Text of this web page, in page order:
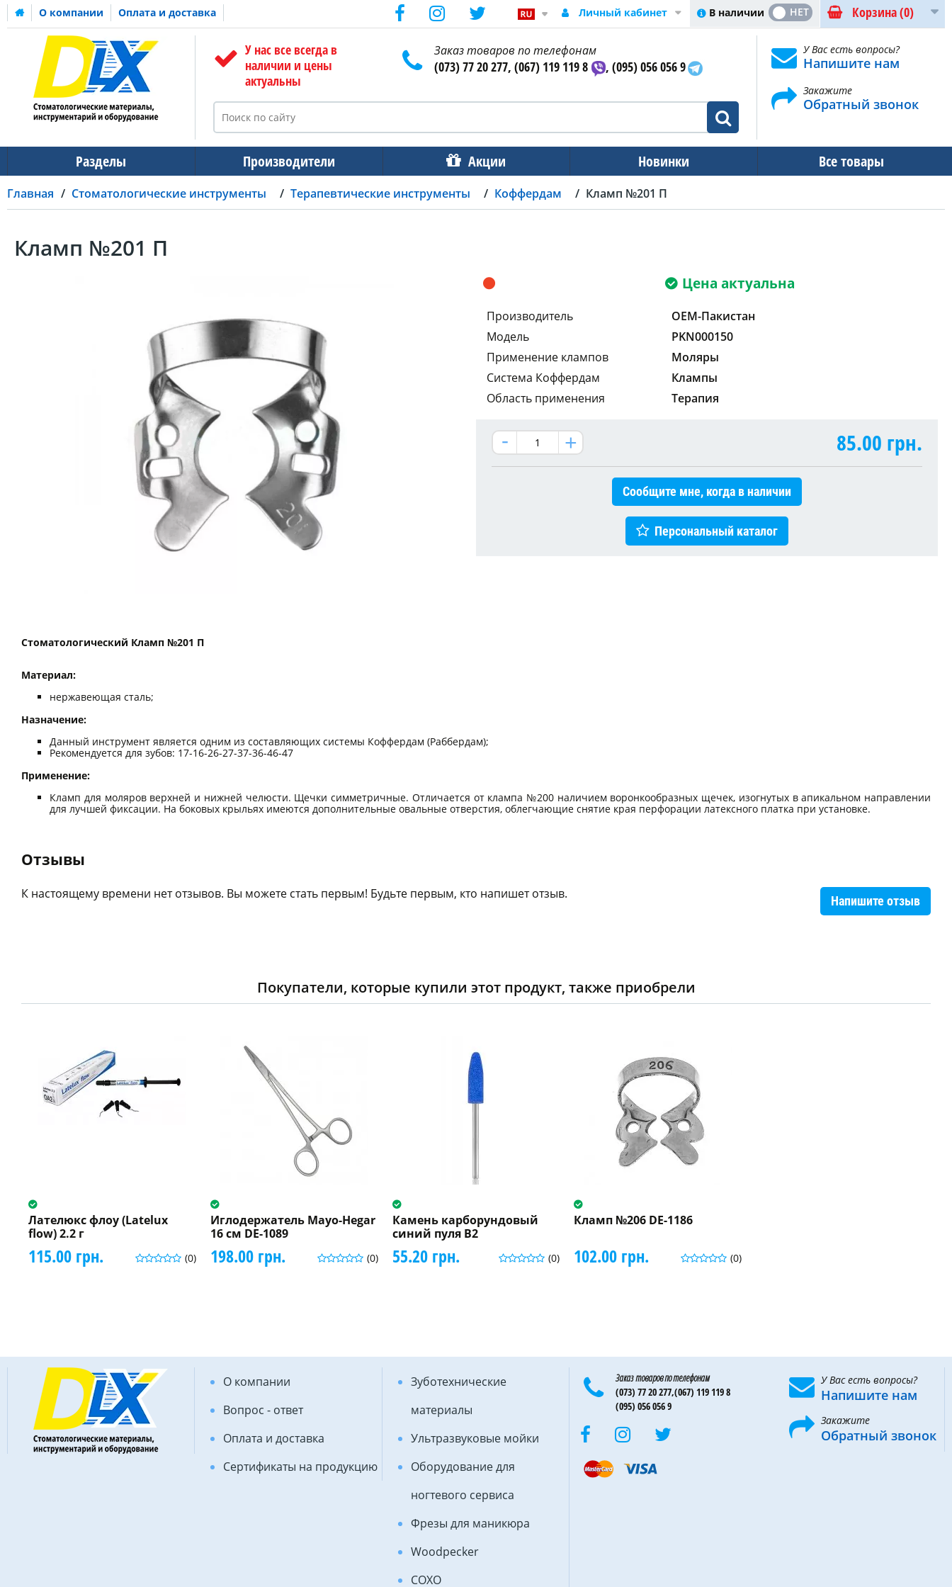
О компании Оплата и доставка Корзина(0)
В наличии
ДА НЕТ
Личный кабинет
У нас все всегда в
наличии и цены
актуальны
Заказ товаров по телефонам
(073) 77 20 277, (067) 119 119 8 , (095) 056 056 9
У Вас есть вопросы?
Напишите нам
Закажите
Обратный звонок
Разделы Производители Акции Новинки Все товары
Главная Стоматологические инструменты Терапевтические инструменты Коффердам Кламп №201 П
Кламп №201 П
Цена актуальна
Производитель
OEM-Пакистан
Модель
PKN000150
Применение клампов
Моляры
Система Коффердам
Клампы
Область применения
Терапия
85.00 грн.
Сообщите мне, когда в наличии
Персональный каталог
Стоматологический Кламп №201 П
Материал:
нержавеющая сталь;
Назначение:
Данный инструмент является одним из составляющих системы Коффердам (Раббердам);
Рекомендуется для зубов: 17-16-26-27-37-36-46-47
Применение:
Кламп для моляров верхней и нижней челюсти. Щечки симметричные. Отличается от клампа №200 наличием воронкообразных щечек, изогнутых в апикальном направлении
для лучшей фиксации. На боковых крыльях имеются дополнительные овальные отверстия, облегчающие снятие края перфорации латексного платка при установке.
Отзывы
Напишите отзыв
К настоящему времени нет отзывов. Вы можете стать первым! Будьте первым, кто напишет отзыв.
Покупатели, которые купили этот продукт, также приобрели
Лателюкс флоу (Latelux
flow) 2.2 г
(0)
115.00 грн.
Иглодержатель Mayo-Hegar
16 см DE-1089
(0)
198.00 грн.
Камень карборундовый
синий пуля B2
(0)
55.20 грн.
Кламп №206 DE-1186
(0)
102.00 грн.
О компании
Вопрос - ответ
Оплата и доставка
Сертификаты на продукцию
Зуботехнические
материалы
Ультразвуковые мойки
Оборудование для
ногтевого сервиса
Фрезы для маникюра
Woodpecker
COXO
Заказ товаров по телефонам
(073) 77 20 277,(067) 119 119 8
(095) 056 056 9
У Вас есть вопросы?
Напишите нам
Закажите
Обратный звонок